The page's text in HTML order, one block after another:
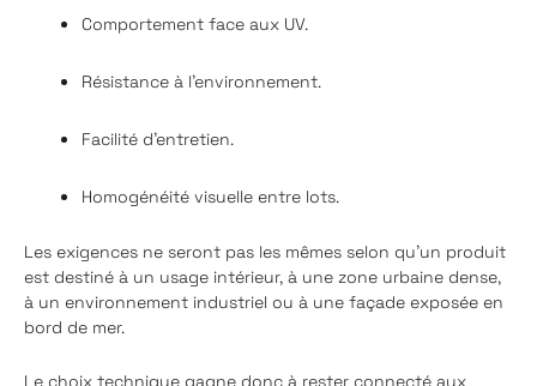
Comportement face aux UV.
Résistance à l’environnement.
Facilité d’entretien.
Homogénéité visuelle entre lots.
Les exigences ne seront pas les mêmes selon qu’un produit
est destiné à un usage intérieur, à une zone urbaine dense,
à un environnement industriel ou à une façade exposée en
bord de mer.
Le choix technique gagne donc à rester connecté aux